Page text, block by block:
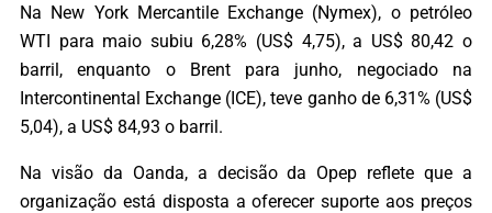
Na New York Mercantile Exchange (Nymex), o petróleo
WTI para maio subiu 6,28% (US$ 4,75), a US$ 80,42 o
barril, enquanto o Brent para junho, negociado na
Intercontinental Exchange (ICE), teve ganho de 6,31% (US$
5,04), a US$ 84,93 o barril.
Na visão da Oanda, a decisão da Opep reflete que a
organização está disposta a oferecer suporte aos preços